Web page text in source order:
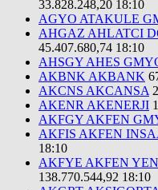
33.828.248,20 18:10
AGYO ATAKULE
AHGAZ AHLATCI
45.407.680,74 18:10
AHSGY AHES
AKBNK AKBANK
AKCNS AKCANSA
AKENR AKENERJI
AKFGY AKFEN
AKFIS AKFEN
18:10
AKFYE AKFEN
138.770.544,92 18:10